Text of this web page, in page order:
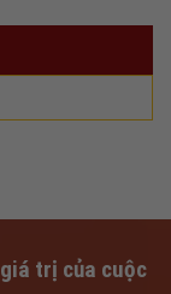
trị của cuộc